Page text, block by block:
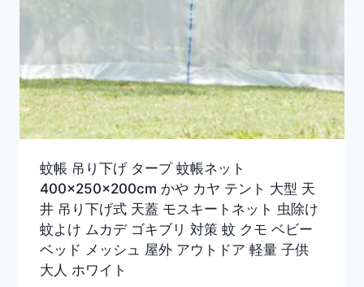
蚊帳 吊り下げ タープ 蚊帳ネット
400×250×200cm かや カヤ テント 大型 天
井 吊り下げ式 天蓋 モスキートネット 虫除け
蚊よけ ムカデ ゴキブリ 対策 蚊 クモ ベビー
ベッド メッシュ 屋外 アウトドア 軽量 子供
大人 ホワイト